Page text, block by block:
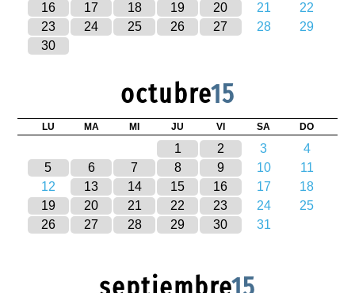
16
17 18 19 20 21
22
23
24 25 26 27 28
29
30
octubre15
LU MA MI JU VI SA DO
1 2 3
4
5
6 7 8 9 10
11
12
13 14 15 16 17
18
19
20 21 22 23 24
25
26
27 28 29 30 31